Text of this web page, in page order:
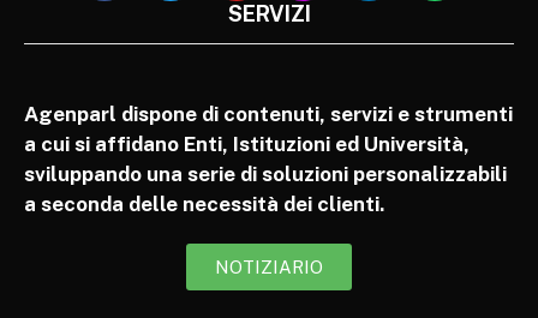
SERVIZI
Agenparl dispone di contenuti, servizi e strumenti
a cui si affidano Enti, Istituzioni ed Università,
sviluppando una serie di soluzioni personalizzabili
a seconda delle necessità dei clienti.
NOTIZIARIO